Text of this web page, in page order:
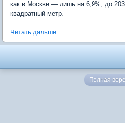
как в Москве — лишь на 6,9%, до 203
квадратный метр.
Читать дальше
Полная